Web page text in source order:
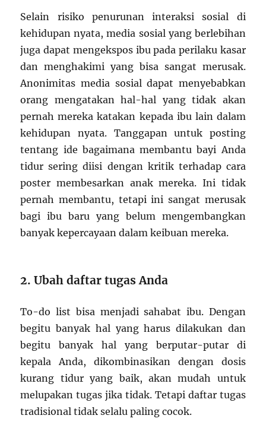
Selain risiko penurunan interaksi sosial di
kehidupan nyata, media sosial yang berlebihan
juga dapat mengekspos ibu pada perilaku kasar
dan menghakimi yang bisa sangat merusak.
Anonimitas media sosial dapat menyebabkan
orang mengatakan hal-hal yang tidak akan
pernah mereka katakan kepada ibu lain dalam
kehidupan nyata. Tanggapan untuk posting
tentang ide bagaimana membantu bayi Anda
tidur sering diisi dengan kritik terhadap cara
poster membesarkan anak mereka. Ini tidak
pernah membantu, tetapi ini sangat merusak
bagi ibu baru yang belum mengembangkan
banyak kepercayaan dalam keibuan mereka.
2. Ubah daftar tugas Anda
To-do list bisa menjadi sahabat ibu. Dengan
begitu banyak hal yang harus dilakukan dan
begitu banyak hal yang berputar-putar di
kepala Anda, dikombinasikan dengan dosis
kurang tidur yang baik, akan mudah untuk
melupakan tugas jika tidak. Tetapi daftar tugas
tradisional tidak selalu paling cocok.